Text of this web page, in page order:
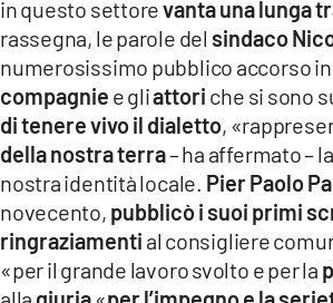
in questo settorevanta unalunga
rassegna, le parole del sindaco
numerosissimo pubblico accorso
compagnie e gliattori che si sono
di tenere vivo il dialetto,
della nostra terra– ha affermato –
nostra identità locale. Pier Paolo
novecento, pubblicò i suoi primi
ringraziamenti al consigliere
«per il grande lavoro svolto e per la